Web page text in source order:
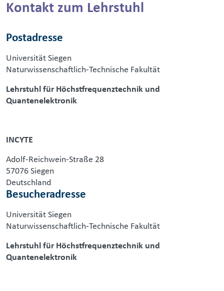
Kontakt zum Lehrstuhl
Postadresse
Universität Siegen
Naturwissenschaftlich-Technische Fakultät
Lehrstuhl für Höchstfrequenztechnik und
Quantenelektronik
INCYTE
Adolf-Reichwein-Straße 28
57076 Siegen
Deutschland
Besucheradresse
Universität Siegen
Naturwissenschaftlich-Technische Fakultät
Lehrstuhl für Höchstfrequenztechnik und
Quantenelektronik